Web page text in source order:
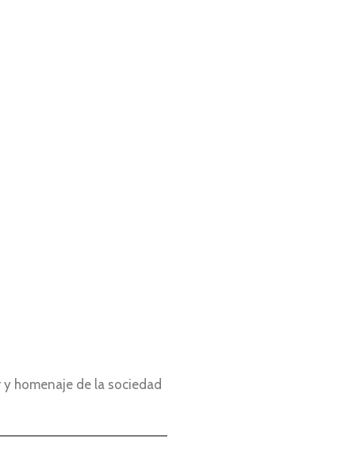
homenaje de la sociedad